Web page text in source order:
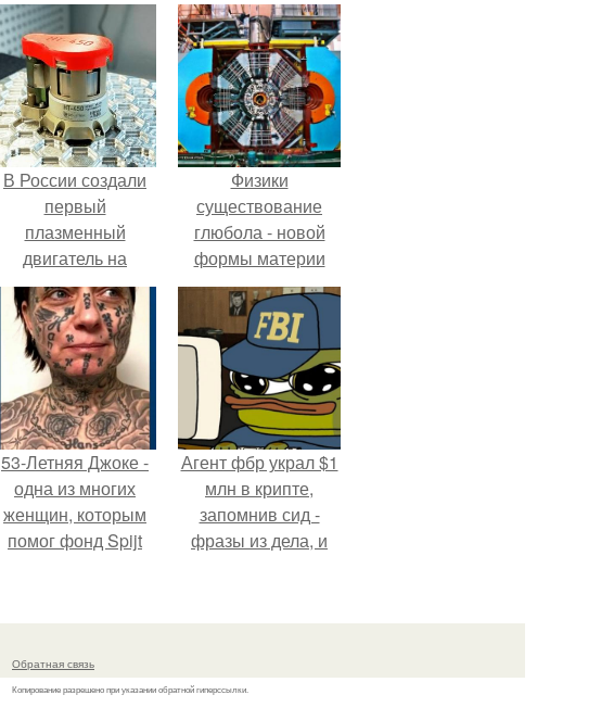
В России создали
первый
плазменный
двигатель на
криптоне.
Физики
существование
глюбола - новой
формы материи
подтвердили.
53-Летняя Джоке -
одна из многих
женщин, которым
помог фонд Spijt
Роттердаме.
Агент фбр украл $1
млн в крипте,
запомнив сид -
фразы из дела, и
потратить.
Обратная связь
Копирование разрешено при указании обратной гиперссылки.